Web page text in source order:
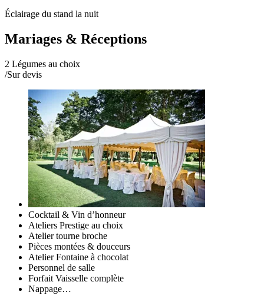
Éclairage du stand la nuit
Mariages & Réceptions
2 Légumes au choix
/Sur devis
Cocktail & Vin d’honneur
Ateliers Prestige au choix
Atelier tourne broche
Pièces montées & douceurs
Atelier Fontaine à chocolat
Personnel de salle
Forfait Vaisselle complète
Nappage…